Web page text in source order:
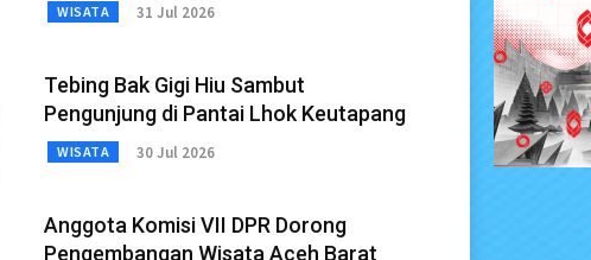
WISATA 31 Jul 2026
Tebing Bak Gigi Hiu Sambut
Pengunjung di Pantai Lhok Keutapang
WISATA 30 Jul 2026
Anggota Komisi VII DPR Dorong
Pengembangan Wisata Aceh Barat